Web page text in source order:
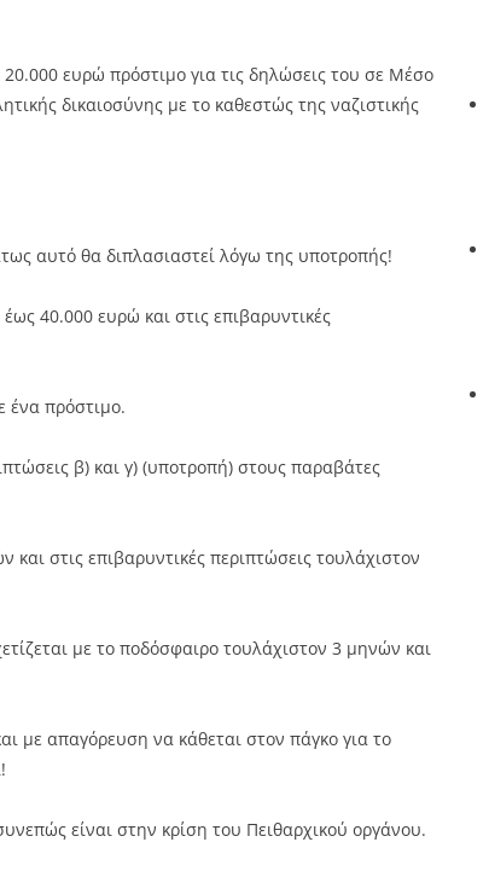
ευρώ πρόστιμο για τις δηλώσεις του σε Μέσο
δικαιοσύνης με το καθεστώς της ναζιστικής
αυτό θα διπλασιαστεί λόγω της υποτροπής!
40.000 ευρώ και στις επιβαρυντικές
ένα πρόστιμο.
β) και γ) (υποτροπή) στους παραβάτες
στις επιβαρυντικές περιπτώσεις τουλάχιστον
με το ποδόσφαιρο τουλάχιστον 3 μηνών και
με απαγόρευση να κάθεται στον πάγκο για το
είναι στην κρίση του Πειθαρχικού οργάνου.